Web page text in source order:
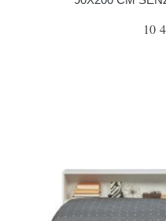
10